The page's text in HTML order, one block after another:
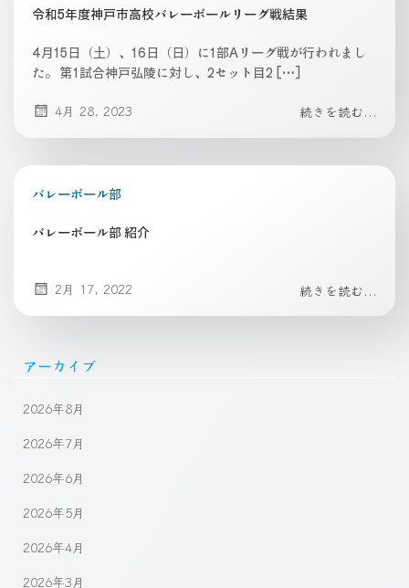
令和5年度神戸市高校バレーボールリーグ戦結果
4月15日（土）、16日（日）に1部Aリーグ戦が行われまし
た。 第1試合神戸弘陵に対し、2セット目2 […]
4月 28, 2023 続きを読む...
バレーボール部
バレーボール部 紹介
2月 17, 2022 続きを読む...
アーカイブ
2026年8月
2026年7月
2026年6月
2026年5月
2026年4月
2026年3月